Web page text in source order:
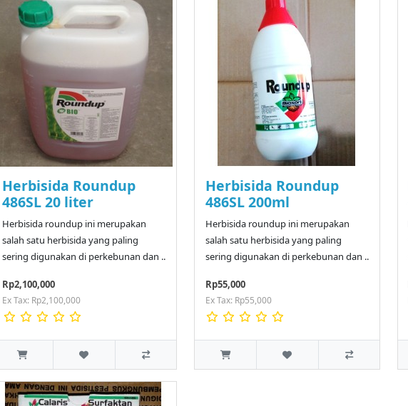
Herbisida Roundup
486SL 20 liter
Herbisida roundup ini merupakan
salah satu herbisida yang paling
sering digunakan di perkebunan dan ..
Rp2,100,000
Ex Tax: Rp2,100,000
Herbisida Roundup
486SL 200ml
Herbisida roundup ini merupakan
salah satu herbisida yang paling
sering digunakan di perkebunan dan ..
Rp55,000
Ex Tax: Rp55,000